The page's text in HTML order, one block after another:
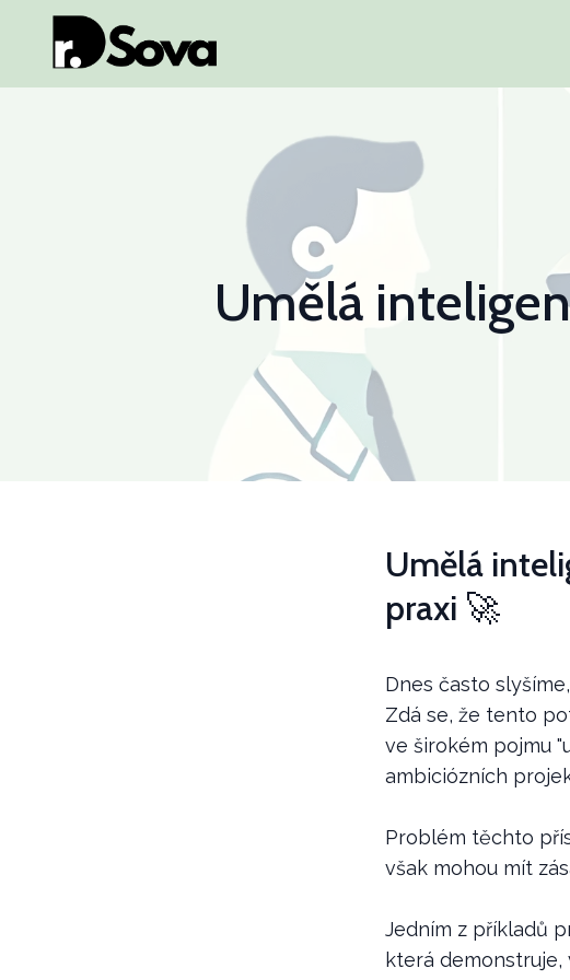
Umělá
Umělá
praxi 🚀
Dnes často
Zdá se, že tento
ve širokém pojmu
ambiciózních
Problém těchto
však mohou mít
Jedním z příkladů
která